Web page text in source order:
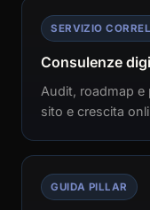
SERVIZIO
Consulenze
Audit, roadmap e
sito e crescita
GUIDA PILLAR